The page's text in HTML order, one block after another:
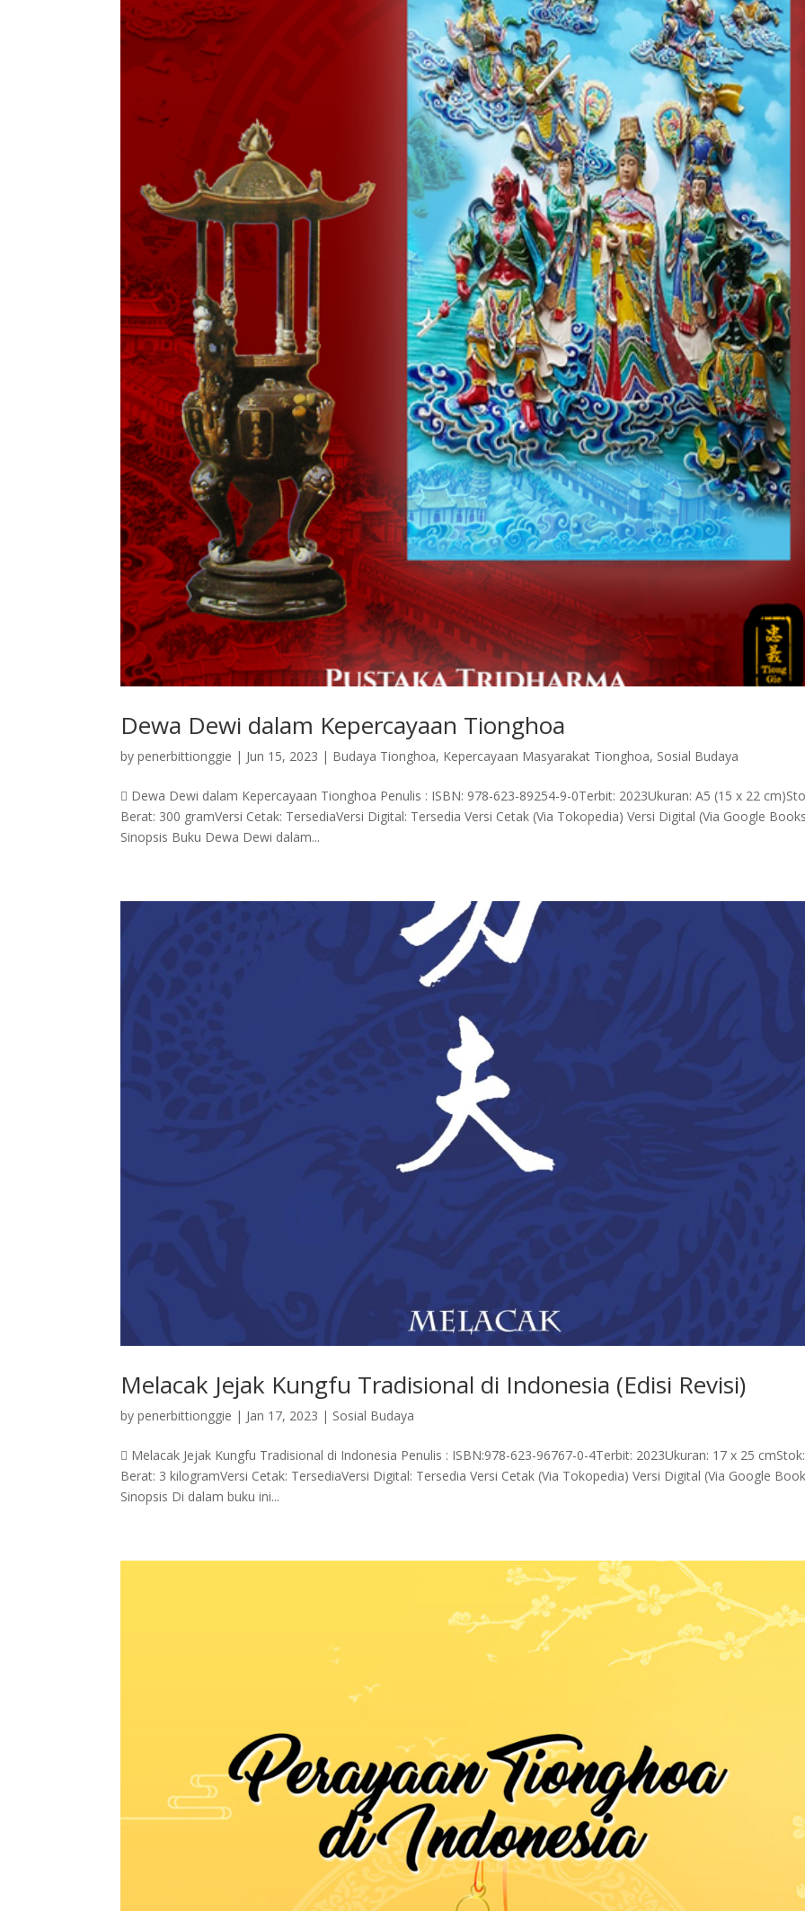
Dewa Dewi dalam Kepercayaan Tionghoa
bypenerbittionggie | Jun 15, 2023 | Budaya Tionghoa, Kepercayaan Masyarakat Tionghoa, Sosial Budaya
 Dewa Dewi dalam Kepercayaan Tionghoa Penulis : ISBN: 978-623-89254-9-0Terbit: 2023Ukuran: A5 (15 x 22
Berat: 300 gramVersi Cetak: TersediaVersi Digital: Tersedia Versi Cetak (Via Tokopedia) Versi Digital (Via Google
Sinopsis Buku Dewa Dewi dalam...
Melacak Jejak Kungfu Tradisional di Indonesia (Edisi Revisi)
bypenerbittionggie | Jan 17, 2023 | Sosial Budaya
 Melacak Jejak Kungfu Tradisional di Indonesia Penulis : ISBN:978-623-96767-0-4Terbit: 2023Ukuran: 17 x 25
Berat: 3 kilogramVersi Cetak: TersediaVersi Digital: Tersedia Versi Cetak (Via Tokopedia) Versi Digital (Via Google
Sinopsis Di dalam buku ini...